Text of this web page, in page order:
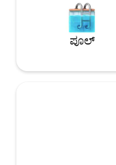
ಪೂಲ್